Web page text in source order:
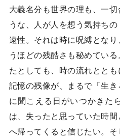
大義名分も世界の理も、一
うな、人が人を想う気持ち
遠性。それは時に呪縛とな
うほどの残酷さも秘めてい
たとしても、時の流れとと
記憶の残像が、まるで「生
に聞こえる日がいつかきた
は、失ったと思っていた時
へ帰ってくると信じたい。